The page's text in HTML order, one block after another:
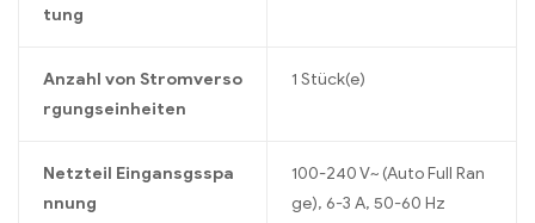
tung
Anzahl von Stromverso
rgungseinheiten
1 Stück(e)
Netzteil Eingansgsspa
nnung
100-240 V~ (Auto Full Ran
ge), 6-3 A, 50-60 Hz